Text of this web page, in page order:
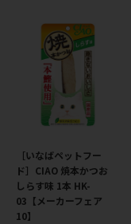
［いなばペットフー
ド］CIAO 焼本かつお
しらす味 1本 HK-
03【メーカーフェア
10】